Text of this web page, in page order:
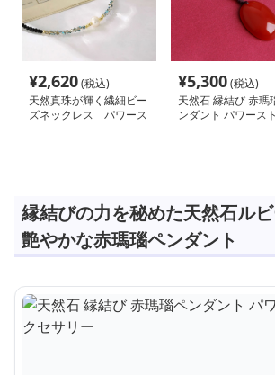
¥2,620(税込)
天然真珠が輝く繊細ビー
ズネックレス パワース
¥5,300(税込)
天然石 縁結び 赤瑪
ンダント パワース
縁結びの力を秘めた天然石ル
艶やかな赤瑪瑙ペンダント